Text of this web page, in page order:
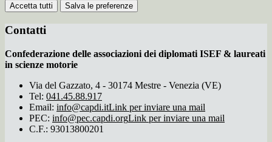
Accetta tutti Salva le preferenze
Contatti
Confederazione delle associazioni dei diplomati ISEF & laureati
in scienze motorie
Via del Gazzato, 4 - 30174 Mestre - Venezia (VE)
Tel: 041.45.88.917
Email: info@capdi.itLink per inviare una mail
PEC: info@pec.capdi.orgLink per inviare una mail
C.F.: 93013800201